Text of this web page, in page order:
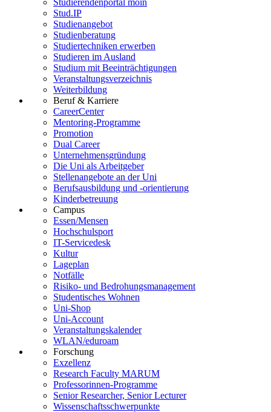
Stud.IP
Studienangebot
Studienberatung
Studiertechniken erwerben
Studieren im Ausland
Studium mit Beeinträchtigungen
Veranstaltungsverzeichnis
Weiterbildung
Beruf & Karriere
CareerCenter
Mentoring-Programme
Promotion
Dual Career
Unternehmensgründung
Die Uni als Arbeitgeber
Stellenangebote an der Uni
Berufsausbildung und -orientierung
Kinderbetreuung
Campus
Essen/Mensen
Hochschulsport
IT-Servicedesk
Kultur
Lageplan
Notfälle
Risiko- und Bedrohungsmanagement
Studentisches Wohnen
Uni-Shop
Uni-Account
Veranstaltungskalender
WLAN/eduroam
Forschung
Exzellenz
Research Faculty MARUM
Professorinnen-Programme
Senior Researcher, Senior Lecturer
Wissenschaftsschwerpunkte